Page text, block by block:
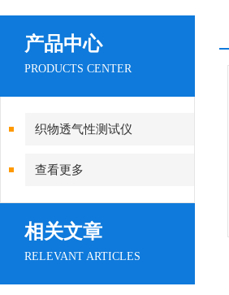
产品中心
PRODUCTS CENTER
织物透气性测试仪
查看更多
相关文章
RELEVANT ARTICLES